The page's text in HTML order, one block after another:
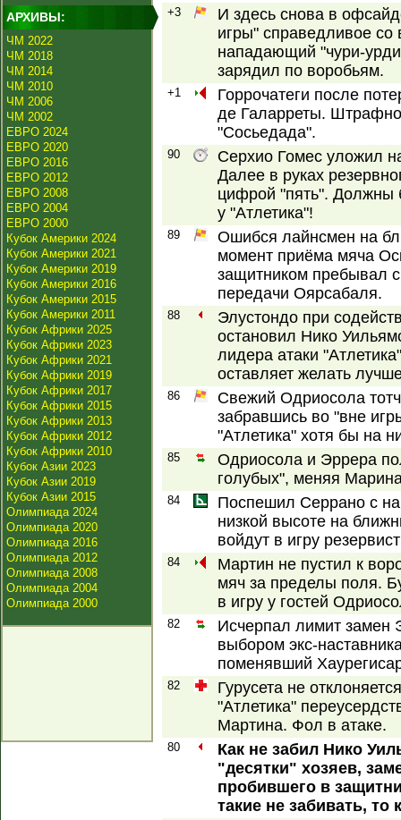
АРХИВЫ:
ЧМ 2022
ЧМ 2018
ЧМ 2014
ЧМ 2010
ЧМ 2006
ЧМ 2002
ЕВРО 2024
ЕВРО 2020
ЕВРО 2016
ЕВРО 2012
ЕВРО 2008
ЕВРО 2004
ЕВРО 2000
Кубок Америки 2024
Кубок Америки 2021
Кубок Америки 2019
Кубок Америки 2016
Кубок Америки 2015
Кубок Америки 2011
Кубок Африки 2025
Кубок Африки 2023
Кубок Африки 2021
Кубок Африки 2019
Кубок Африки 2017
Кубок Африки 2015
Кубок Африки 2013
Кубок Африки 2012
Кубок Африки 2010
Кубок Азии 2023
Кубок Азии 2019
Кубок Азии 2015
Олимпиада 2024
Олимпиада 2020
Олимпиада 2016
Олимпиада 2012
Олимпиада 2008
Олимпиада 2004
Олимпиада 2000
+3
И здесь снова в
игры" справедливое со
нападающий "чури-
зарядил по воробьям.
+1
Горрочатеги после
де Галарреты.
"Сосьедада".
90
Серхио Гомес уложил
Далее в руках
цифрой "пять". Должны
у "Атлетика"!
89
Ошибся лайнсмен на
момент приёма мяча
защитником пребывал
передачи Оярсабаля.
88
Элустондо при
остановил Нико
лидера атаки
оставляет желать
86
Свежий Одриосола
забравшись во "вне
"Атлетика" хотя бы на
85
Одриосола и Эррера
голубых", меняя
84
Поспешил Серрано с
низкой высоте на
войдут в игру
84
Мартин не пустил к
мяч за пределы поля.
в игру у гостей
82
Исчерпал лимит замен
выбором экс-
поменявший
82
Гурусета не
"Атлетика"
Мартина. Фол в атаке.
80
Как не забил Нико
"десятки" хозяев,
пробившего в
такие не забивать,